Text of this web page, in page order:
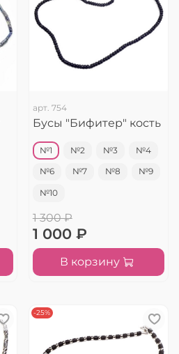
арт. 754
Бусы "Бифитер" кость
№1 №2 №3 №4
№6 №7 №8 №9
№10
1 300 ₽
1 000 ₽
В корзину
-25%